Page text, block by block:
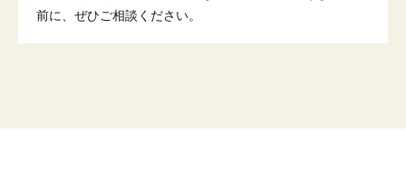
前に、ぜひご相談ください。